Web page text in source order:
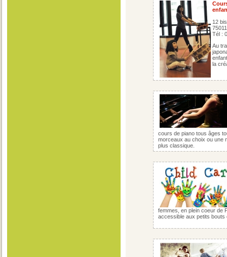
12
Tél :
Au
la
cours de piano tous âges
morceaux au choix ou une
plus classique.
femmes, en plein coeur de
accessible aux petits bouts